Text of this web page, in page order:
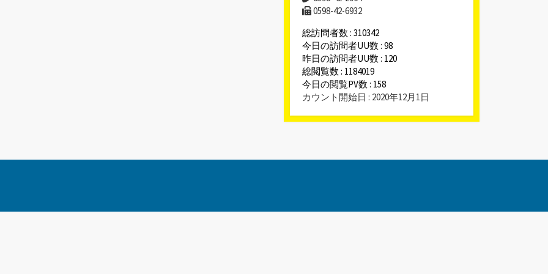
0598-42-6932
総訪問者数 : 310342
今日の訪問者UU数 : 98
昨日の訪問者UU数 : 120
総閲覧数 : 1184019
今日の閲覧PV数 : 158
カウント開始日 : 2020年12月1日